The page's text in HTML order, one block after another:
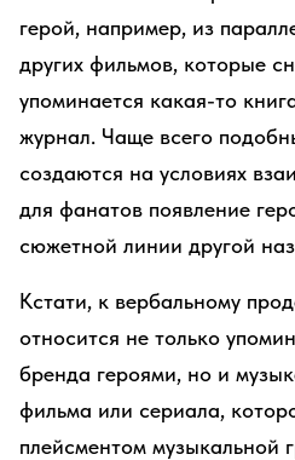
герой, например, из
других фильмов, которые
упоминается какая-то
журнал. Чаще всего
создаются на условиях
для фанатов появление
сюжетной линии другой
Кстати, к вербальному
относится не только
бренда героями, но и
фильма или сериала,
плейсментом музыкальной